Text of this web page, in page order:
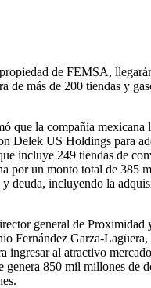
de FEMSA,
de más de 200 tiendas y
que la compañía mexicana
Delek US Holdings para
incluye 249 tiendas de
por un monto total de 385
y deuda, incluyendo la
general de Proximidad
Fernández Garza-Lagüera,
ingresar al atractivo
genera 850 mil millones de